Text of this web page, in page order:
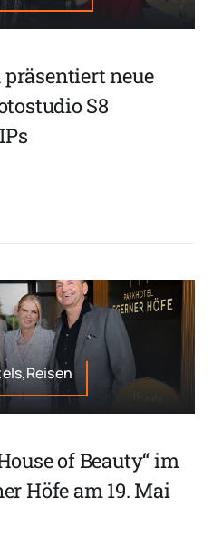
neue
S8
of Beauty“ im
Höfe am 19. Mai